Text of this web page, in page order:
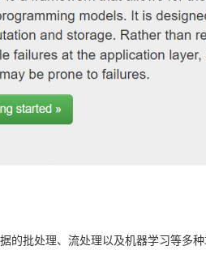
的批处理、流处理以及机器学习等